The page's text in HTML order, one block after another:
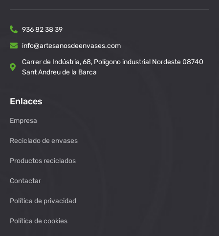
936 82 38 39
info@artesanosdeenvases.com
Carrer de Indústria, 68, Polígono industrial Nordeste 08740
Sant Andreu de la Barca
Enlaces
Empresa
Reciclado de envases
Productos reciclados
Contactar
Política de privacidad
Política de cookies